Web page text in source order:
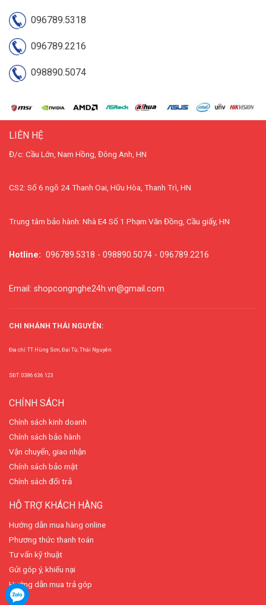
096789.5318
096789.2216
098890.5074
LIÊN HỆ
Đ/c: Cầu Lớn, Nam Hồng, Đông Anh, HN
CS2: Số 6 ngõ 24 Thanh Oai, Hữu Hòa, Thanh Trì, HN
Trung tâm bảo hành: Nhà E4 Số 1 Phạm Văn Đồng, Cầu giấy, HN
Hotline: 096789.5318 - 098890.5074 - 096789.2216
Email: shopcongnghe24h.vn@gmail.com
CHI NHÁNH THÁI NGUYÊN:
Địa chỉ: TT Hùng Sơn, Đại Từ, Thái Nguyên
SĐT: 0386 636 123
CHÍNH SÁCH
Chính sách kinh doanh
Chính sách bảo hành
Vận chuyển, giao nhận
Chính sách bảo mật
Chính sách đổi trả
HỖ TRỢ KHÁCH HÀNG
Hướng dẫn mua hàng online
Phương thức thanh toán
Tư vấn kỹ thuật
Gửi góp ý, khiếu nại
Hướng dẫn mua trả góp